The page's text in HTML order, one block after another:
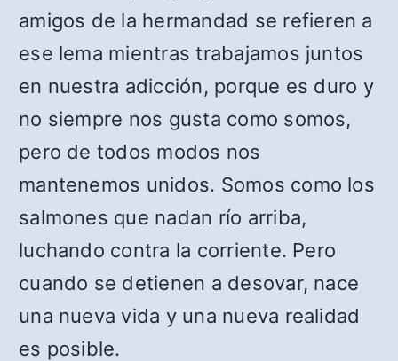
amigos de la hermandad se refieren a
ese lema mientras trabajamos juntos
en nuestra adicción, porque es duro y
no siempre nos gusta como somos,
pero de todos modos nos
mantenemos unidos. Somos como los
salmones que nadan río arriba,
luchando contra la corriente. Pero
cuando se detienen a desovar, nace
una nueva vida y una nueva realidad
es posible.